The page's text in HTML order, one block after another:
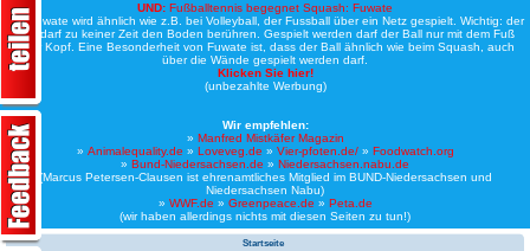
UND: Fußballtennis begegnet Squash: Fuwate
Bei Fuwate wird ähnlich wie z.B. bei Volleyball, der Fussball über ein Netz gespielt. Wichtig: der
Ball darf zu keiner Zeit den Boden berühren. Gespielt werden darf der Ball nur mit dem Fuß
oder Kopf. Eine Besonderheit von Fuwate ist, dass der Ball ähnlich wie beim Squash, auch
über die Wände gespielt werden darf.
Klicken Sie hier!
(unbezahlte Werbung)
Wir empfehlen:
» Manfred Mistkäfer Magazin
» Animalequality.de » Loveveg.de » Vier-pfoten.de/» Foodwatch.org
» Bund-Niedersachsen.de » Niedersachsen.nabu.de
(Marcus Petersen-Clausen ist ehrenamtliches Mitglied im BUND-Niedersachsen und
Niedersachsen Nabu)
» WWF.de » Greenpeace.de » Peta.de
(wir haben allerdings nichts mit diesen Seiten zu tun!)
Startseite